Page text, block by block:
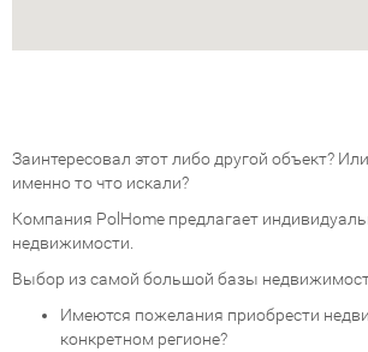
Заинтересовал этот либо другой объект?
именно то что искали?
Компания PolHome предлагает
недвижимости.
Выбор из самой большой базы
Имеются пожелания приобрести
конкретном регионе?